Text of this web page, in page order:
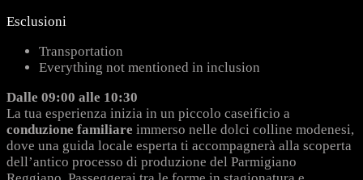
Esclusioni
Transportation
Everything not mentioned in inclusion
Dalle 09:00 alle 10:30
La tua esperienza inizia in un piccolo caseificio a
conduzione familiare immerso nelle dolci colline modenesi,
dove una guida locale esperta ti accompagnerà alla scoperta
dell’antico processo di produzione del Parmigiano